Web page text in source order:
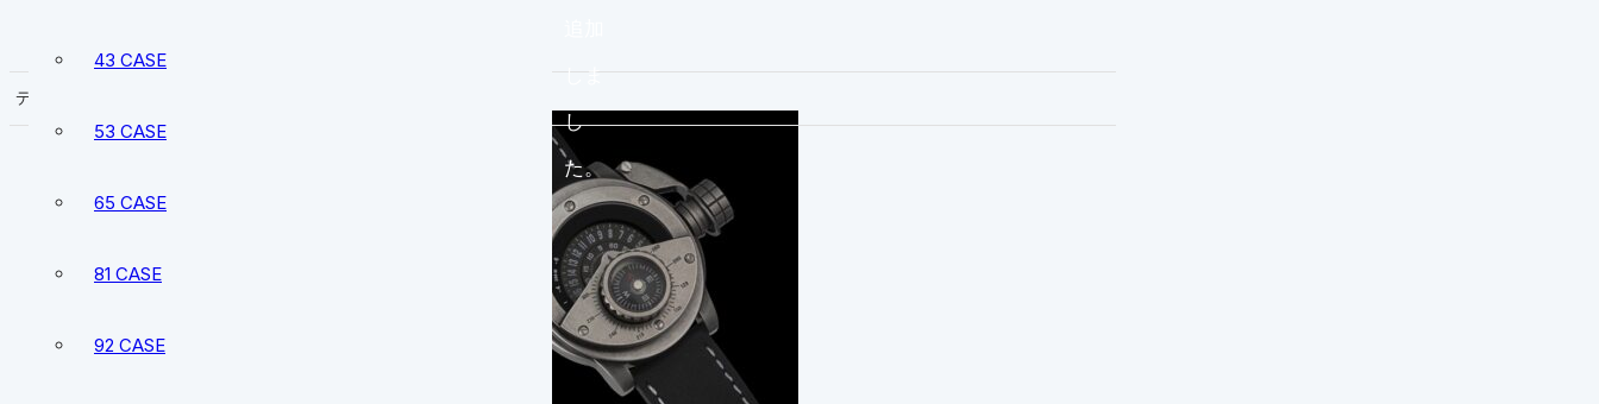
43 CASE
53 CASE
65 CASE
81 CASE
92 CASE
しま
し
た。